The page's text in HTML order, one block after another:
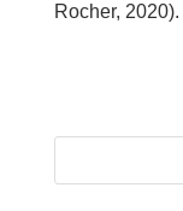
Rocher, 2020).